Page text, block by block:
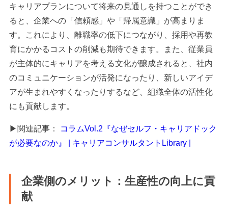
キャリアプランについて将来の見通しを持つことができ
ると、企業への「信頼感」や「帰属意識」が高まりま
す。これにより、離職率の低下につながり、採用や再教
育にかかるコストの削減も期待できます。また、従業員
が主体的にキャリアを考える文化が醸成されると、社内
のコミュニケーションが活発になったり、新しいアイデ
アが生まれやすくなったりするなど、組織全体の活性化
にも貢献します。
▶関連記事： コラムVol.2『なぜセルフ・キャリアドック
が必要なのか』 | キャリアコンサルタントLibrary |
企業側のメリット：生産性の向上に貢
献